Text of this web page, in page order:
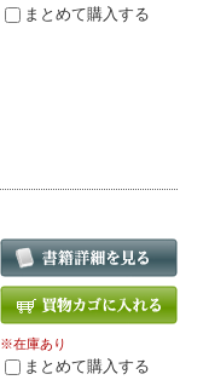
まとめて購入する
※在庫あり
まとめて購入する